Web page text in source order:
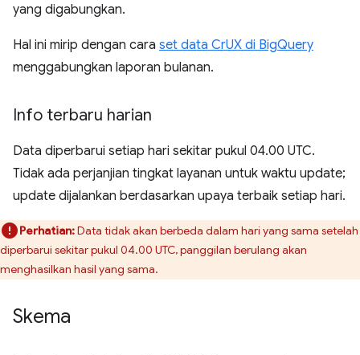
yang digabungkan.
Hal ini mirip dengan cara set data CrUX di BigQuery
menggabungkan laporan bulanan.
Info terbaru harian
Data diperbarui setiap hari sekitar pukul 04.00 UTC.
Tidak ada perjanjian tingkat layanan untuk waktu update;
update dijalankan berdasarkan upaya terbaik setiap hari.
Perhatian:Data tidak akan berbeda dalam hari yang sama setelah
diperbarui sekitar pukul 04.00 UTC, panggilan berulang akan
menghasilkan hasil yang sama.
Skema